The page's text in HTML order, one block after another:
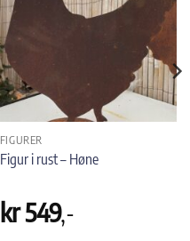
FIGURER
Figur i rust – Høne
kr549,-